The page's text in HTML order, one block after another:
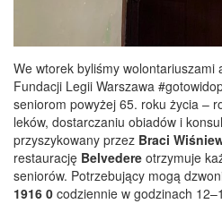
We wtorek byliśmy wolontariuszami
Fundacji Legii Warszawa
seniorom powyżej 65. roku życia –
leków, dostarczaniu obiadów i
przyszykowany przez Braci
restaurację Belvedere otrzymuje
seniorów. Potrzebujący mogą
1916 0 codziennie w godzinach